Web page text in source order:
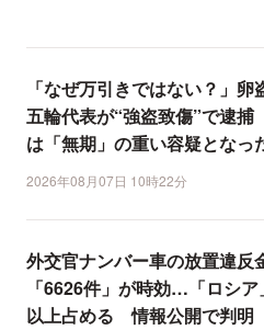
「なぜ万引きではない？」卵
五輪代表が“強盗致傷”で逮
は「無期」の重い容疑となっ
2026年08月07日 10時22分
外交官ナンバー車の放置違反
「6626件」が時効…「ロシ
以上占める 情報公開で判明